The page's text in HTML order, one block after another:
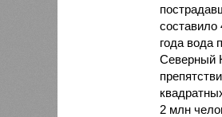
составило
года вода
Северный
2 млн